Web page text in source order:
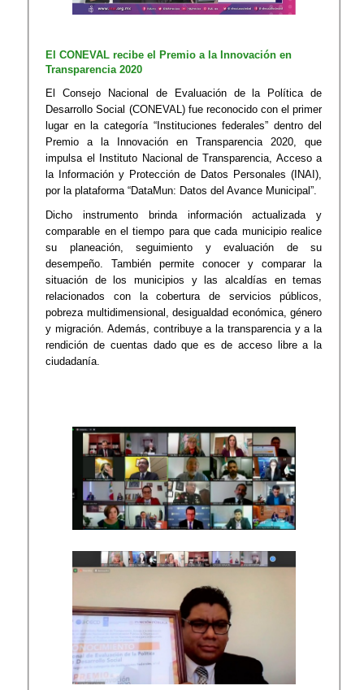
El CONEVAL recibe el Premio a la Innovación en
Transparencia 2020
El Consejo Nacional de Evaluación de la Política de
Desarrollo Social (CONEVAL) fue reconocido con el primer
lugar en la categoría “Instituciones federales” dentro del
Premio a la Innovación en Transparencia 2020, que
impulsa el Instituto Nacional de Transparencia, Acceso a
la Información y Protección de Datos Personales (INAI),
por la plataforma “DataMun: Datos del Avance Municipal”.
Dicho instrumento brinda información actualizada y
comparable en el tiempo para que cada municipio realice
su planeación, seguimiento y evaluación de su
desempeño. También permite conocer y comparar la
situación de los municipios y las alcaldías en temas
relacionados con la cobertura de servicios públicos,
pobreza multidimensional, desigualdad económica, género
y migración. Además, contribuye a la transparencia y a la
rendición de cuentas dado que es de acceso libre a la
ciudadanía.